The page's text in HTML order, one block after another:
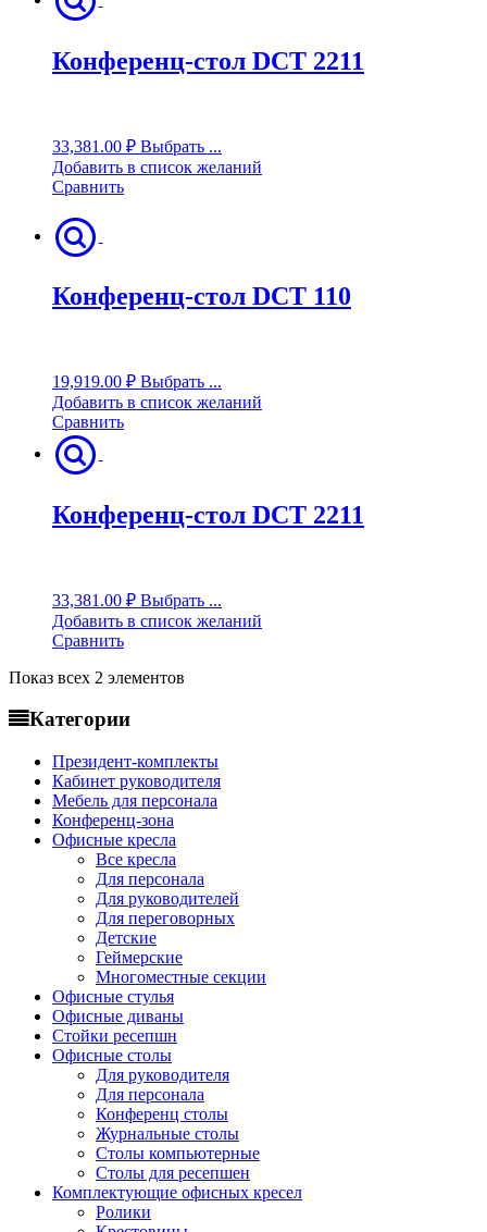
Конференц-стол DCT 2211
33,381.00 ₽ Выбрать ...
Добавить в список желаний
Сравнить
Конференц-стол DCT 110
19,919.00 ₽ Выбрать ...
Добавить в список желаний
Сравнить
Конференц-стол DCT 2211
33,381.00 ₽ Выбрать ...
Добавить в список желаний
Сравнить
Показ всех 2 элементов
Категории
Президент-комплекты
Кабинет руководителя
Мебель для персонала
Конференц-зона
Офисные кресла
Все кресла
Для персонала
Для руководителей
Для переговорных
Детские
Геймерские
Многоместные секции
Офисные стулья
Офисные диваны
Стойки ресепшн
Офисные столы
Для руководителя
Для персонала
Конференц столы
Журнальные столы
Столы компьютерные
Столы для ресепшен
Комплектующие офисных кресел
Ролики